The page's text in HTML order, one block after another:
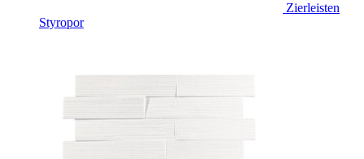
Zierleisten
Styropor